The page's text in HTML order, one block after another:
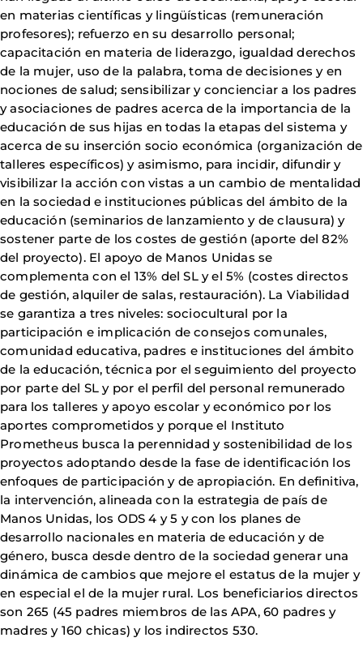
en materias científicas y lingüísticas (remuneración
profesores); refuerzo en su desarrollo personal;
capacitación en materia de liderazgo, igualdad derechos
de la mujer, uso de la palabra, toma de decisiones y en
nociones de salud; sensibilizar y concienciar a los padres
y asociaciones de padres acerca de la importancia de la
educación de sus hijas en todas la etapas del sistema y
acerca de su inserción socio económica (organización de
talleres específicos) y asimismo, para incidir, difundir y
visibilizar la acción con vistas a un cambio de mentalidad
en la sociedad e instituciones públicas del ámbito de la
educación (seminarios de lanzamiento y de clausura) y
sostener parte de los costes de gestión (aporte del 82%
del proyecto). El apoyo de Manos Unidas se
complementa con el 13% del SL y el 5% (costes directos
de gestión, alquiler de salas, restauración). La Viabilidad
se garantiza a tres niveles: sociocultural por la
participación e implicación de consejos comunales,
comunidad educativa, padres e instituciones del ámbito
de la educación, técnica por el seguimiento del proyecto
por parte del SL y por el perfil del personal remunerado
para los talleres y apoyo escolar y económico por los
aportes comprometidos y porque el Instituto
Prometheus busca la perennidad y sostenibilidad de los
proyectos adoptando desde la fase de identificación los
enfoques de participación y de apropiación. En definitiva,
la intervención, alineada con la estrategia de país de
Manos Unidas, los ODS 4 y 5 y con los planes de
desarrollo nacionales en materia de educación y de
género, busca desde dentro de la sociedad generar una
dinámica de cambios que mejore el estatus de la mujer y
en especial el de la mujer rural. Los beneficiarios directos
son 265 (45 padres miembros de las APA, 60 padres y
madres y 160 chicas) y los indirectos 530.